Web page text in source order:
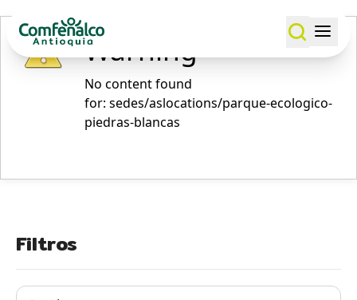
Warning
No content found
for: ‭sedes/aslocations/parque-ecologico-
piedras-blancas‭
Filtros